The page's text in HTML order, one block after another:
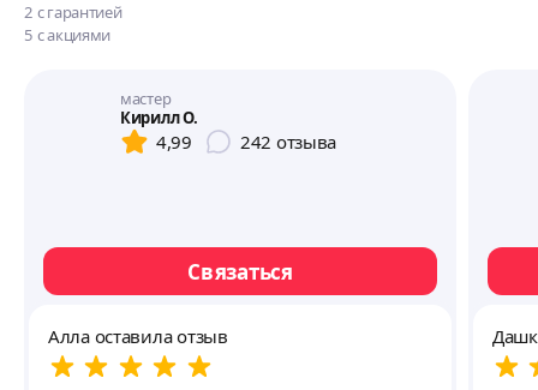
2 с гарантией
5 с акциями
мастер
Кирилл О.
4,99 242 отзыва
Связаться
Алла оставила отзыв